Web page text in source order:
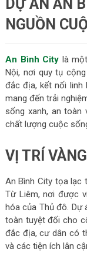
DỰ ÁN AN
NGUỒN
An Bình City là
Nội, nơi quy tụ
đắc địa, kết nối linh
mang đến trải
sống xanh, an toàn
chất lượng cuộc
VỊ TRÍ
An Bình City tọa lạc
Từ Liêm, nơi được
hóa của Thủ đô. Dự
toàn tuyệt đối cho
đắc địa, cư dân có
và các tiện ích lân